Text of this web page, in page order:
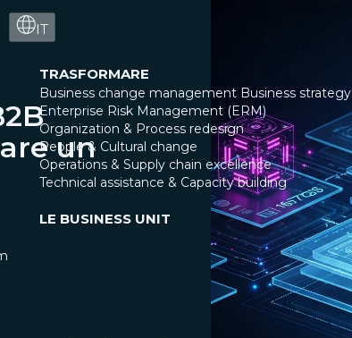
IT
TRASFORMARE
Business change management Business strategy
Enterprise Risk Management (ERM)
Organization & Process redesign
People & Cultural change
Operations & Supply chain excellence
Technical assistance & Capacity building
LE BUSINESS UNIT
un